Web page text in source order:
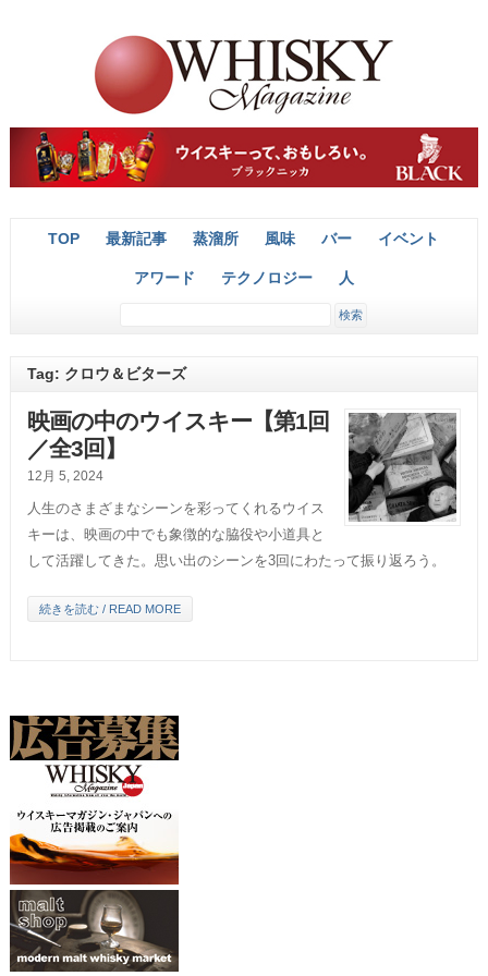
TOP 最新記事 蒸溜所 風味 バー イベント
アワード テクノロジー 人
Tag: クロウ＆ビターズ
映画の中のウイスキー【第1回
／全3回】
12月 5, 2024
人生のさまざまなシーンを彩ってくれるウイス
キーは、映画の中でも象徴的な脇役や小道具と
して活躍してきた。思い出のシーンを3回にわたって振り返ろう。
続きを読む / READ MORE